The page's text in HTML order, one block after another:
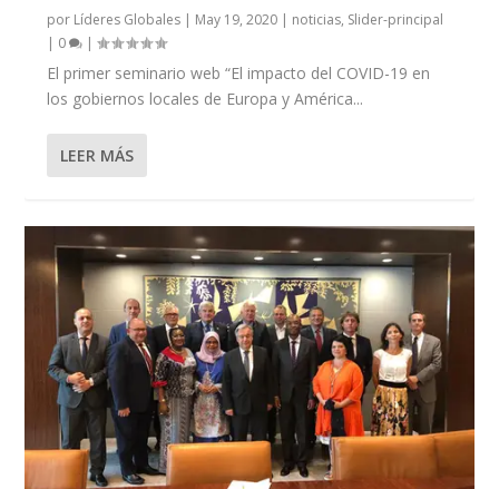
por Líderes Globales | May 19, 2020 | noticias, Slider-principal
| 0 |
El primer seminario web “El impacto del COVID-19 en
los gobiernos locales de Europa y América...
LEER MÁS